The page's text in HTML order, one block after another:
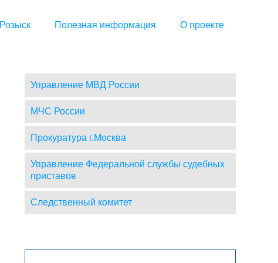
Розыск Полезная информация О проекте
Управление МВД России
МЧС России
Прокуратура г.Москва
Управление Федеральной службы судебных
приставов
Следственный комитет